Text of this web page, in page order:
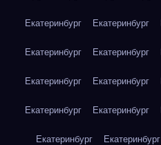
Екатеринбург Екатеринбург
Екатеринбург Екатеринбург
Екатеринбург Екатеринбург
Екатеринбург Екатеринбург
Екатеринбург Екатеринбург